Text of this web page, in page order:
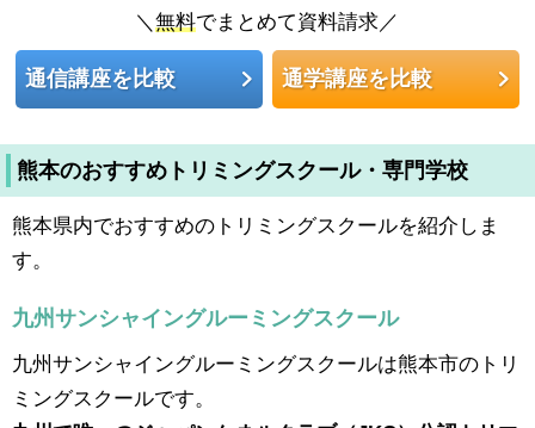
＼無料でまとめて資料請求／
通信講座を比較 通学講座を比較
熊本のおすすめトリミングスクール・専門学校
熊本県内でおすすめのトリミングスクールを紹介しま
す。
九州サンシャイングルーミングスクール
九州サンシャイングルーミングスクールは熊本市のトリ
ミングスクールです。